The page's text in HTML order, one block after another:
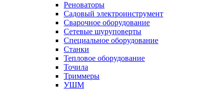
Реноваторы
Садовый электроинструмент
Сварочное оборудование
Сетевые шуруповерты
Специальное оборудование
Станки
Тепловое оборудование
Точила
Триммеры
УШМ